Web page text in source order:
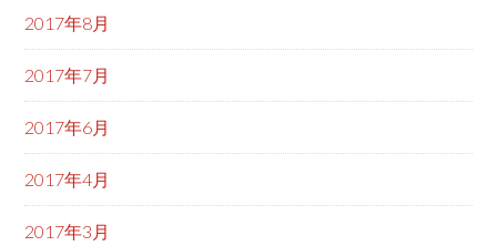
2017年8月
2017年7月
2017年6月
2017年4月
2017年3月